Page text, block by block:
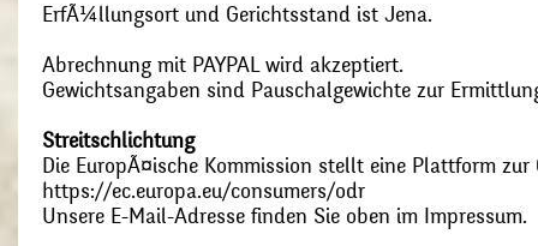
ErfÃ¼llungsort und Gerichtsstand ist Jena.
Abrechnung mit PAYPAL wird akzeptiert.
Gewichtsangaben sind Pauschalgewichte zur
Streitschlichtung
Die EuropÃ¤ische Kommission stellt eine Plattform
https://ec.europa.eu/consumers/odr
Unsere E-Mail-Adresse finden Sie oben im Impressum.